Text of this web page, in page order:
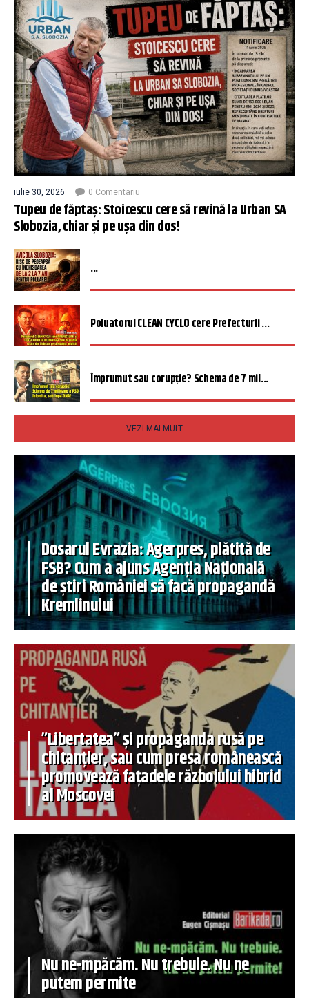
iulie 30, 2026 0 Comentariu
Tupeu de făptaș: Stoicescu cere să revină la Urban SA
Slobozia, chiar și pe ușa din dos!
...
Poluatorul CLEAN CYCLO cere Prefecturii ...
Împrumut sau corupție? Schema de 7 mil...
VEZI MAI MULT
Dosarul Evrazia: Agerpres, plătită de
FSB? Cum a ajuns Agenția Națională
de știri României să facă propagandă
Kremlinului
”Libertatea” și propaganda rusă pe
chitanțier, sau cum presa românească
promovează fațadele războiului hibrid
al Moscovei
Nu ne-mpăcăm. Nu trebuie. Nu ne
putem permite